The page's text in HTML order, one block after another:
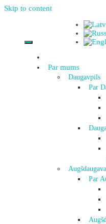
Skip to content
Par mums
Daugavpils
Par
Par